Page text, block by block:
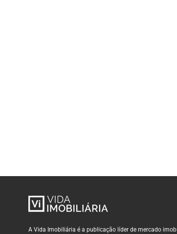
A Vida Imobiliária é a publicação líder de mercado